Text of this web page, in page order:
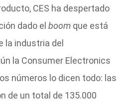
CES ha despertado
dado el boom que está
la industria del
la Consumer Electronics
números lo dicen todo: las
de un total de 135.000